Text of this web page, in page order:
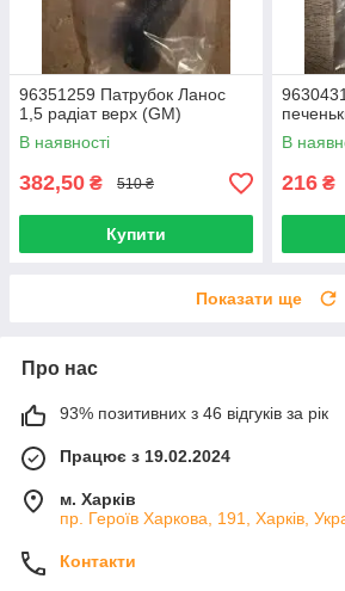
96351259 Патрубок Ланос
1,5 радіат верх (GM)
В наявності
382,50 ₴ 510 ₴
Купити
В
216 ₴
Показати ще
Про нас
93% позитивних з 46 відгуків за рік
Працює з 19.02.2024
м. Харків
пр. Героїв Харкова, 191, Харків,
Контакти